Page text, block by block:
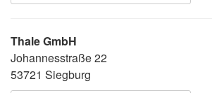
Thale GmbH
Johannesstraße 22
53721 Siegburg